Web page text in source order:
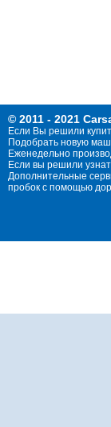
© 2011 - 2021
Если Вы решили
Подобрать новую
Еженедельно
Если вы решили
Дополнительные
пробок с помощью